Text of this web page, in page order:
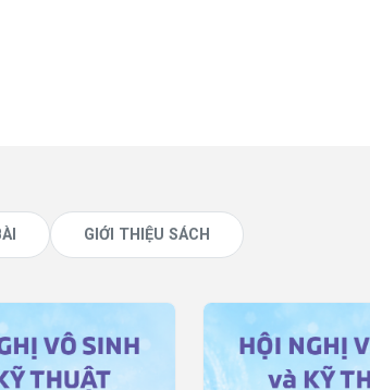
GIỚI THIỆU SÁCH